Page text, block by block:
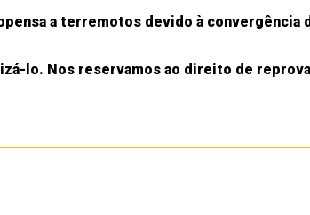
a terremotos devido à convergência
lo. Nos reservamos ao direito de